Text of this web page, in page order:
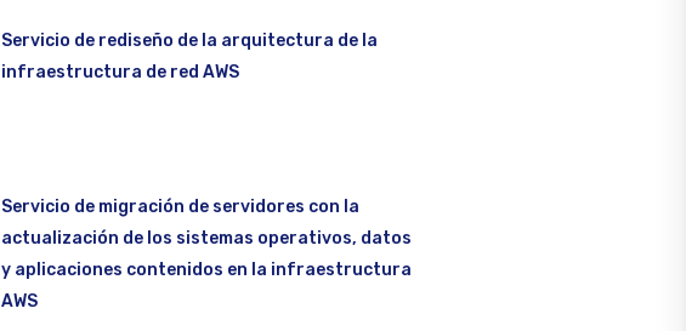
Servicio de rediseño de la arquitectura de la
infraestructura de red AWS
Servicio de migración de servidores con la
actualización de los sistemas operativos, datos
y aplicaciones contenidos en la infraestructura
AWS